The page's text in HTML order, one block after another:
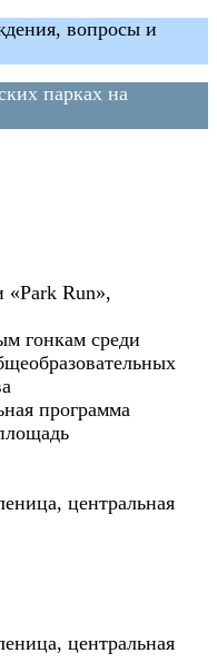
вопросы и
парках на
«Park Run»,
гонкам среди
программа
центральная
центральная